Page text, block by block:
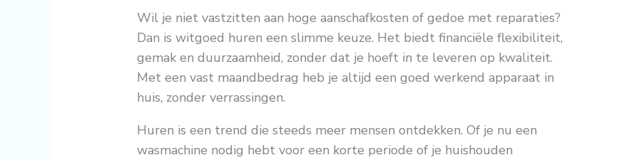
Wil je niet vastzitten aan hoge aanschafkosten of gedoe met reparaties?
Dan is witgoed huren een slimme keuze. Het biedt financiële flexibiliteit,
gemak en duurzaamheid, zonder dat je hoeft in te leveren op kwaliteit.
Met een vast maandbedrag heb je altijd een goed werkend apparaat in
huis, zonder verrassingen.
Huren is een trend die steeds meer mensen ontdekken. Of je nu een
wasmachine nodig hebt voor een korte periode of je huishouden